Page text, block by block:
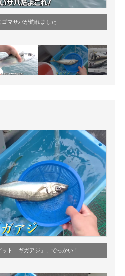
ゴマサバが釣れました
ト「ギガアジ」、でっかい！